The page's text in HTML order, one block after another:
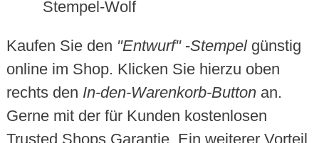
Stempel-Wolf
Kaufen Sie den "Entwurf"-Stempel günstig
online im Shop. Klicken Sie hierzu oben
rechts den In-den-Warenkorb-Buttonan.
Gerne mit der für Kunden kostenlosen
Trusted Shops Garantie. Ein weiterer Vorteil